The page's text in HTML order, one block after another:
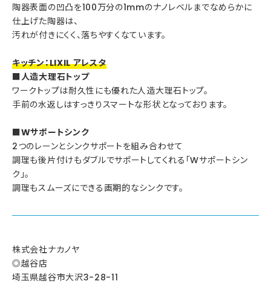
陶器表面の凹凸を100万分の1mmのナノレベルまでなめらかに
仕上げた陶器は、
汚れが付きにくく、落ちやすくなています。
キッチン：LIXIL アレスタ
■人造大理石トップ
ワークトップは耐久性にも優れた人造大理石トップ。
手前の水返しはすっきりスマートな形状となっております。
■Wサポートシンク
2つのレーンとシンクサポートを組み合わせて
調理も後片付けもダブルでサポートしてくれる「Wサポートシン
ク」。
調理もスムーズにできる画期的なシンクです。
株式会社ナカノヤ
◎越谷店
埼玉県越谷市大沢3-28-11